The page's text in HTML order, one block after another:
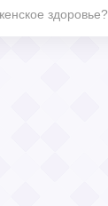
здоровье?